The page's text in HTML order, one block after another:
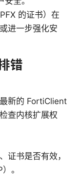
的证书）在
进一步强化安
错
新的 FortiClient
查内核扩展权
证书是否有效，
。